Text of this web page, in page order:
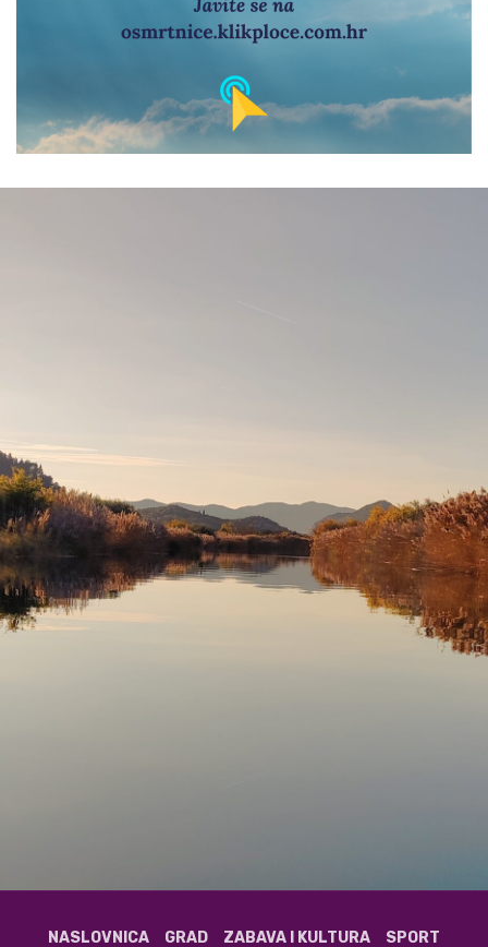
NASLOVNICA GRAD ZABAVA I KULTURA SPORT